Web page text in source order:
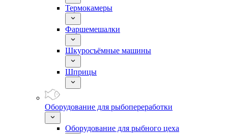
Термокамеры
Фаршемешалки
Шкуросъёмные машины
Шприцы
Оборудование для рыбопереработки
Оборудование для рыбного цеха